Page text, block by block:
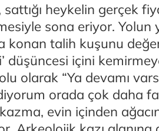
heykelin gerçek
sona eriyor. Yolun
konan talih kuşunu
düşüncesi içini
olarak “Ya devamı
orada çok daha
evin içinden